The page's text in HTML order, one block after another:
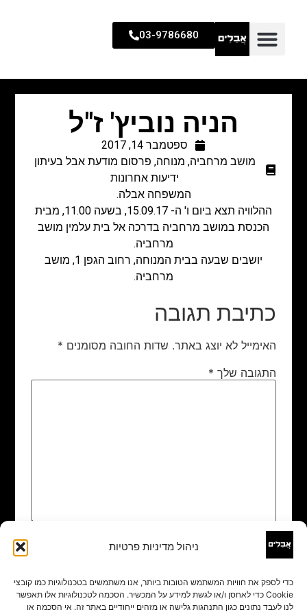
ניהול מדיניות פרטיות
כדי לספק את חוויות המשתמש הטובות ביותר, אנו משתמשים בטכנולוגיות כמו קובצי
Cookie כדי לאחסן ו/או לגשת למידע על המכשיר. הסכמה לטכנולוגיות אלו תאפשר
לנו לעבד נתונים כגון התנהגות גלישה או מזהים ייחודיים באתר זה. אי הסכמה או
03-9786680
הניה נוביץ' ז"ל
ספטמבר 14, 2017
מושב מרחביה, מנוחה, פרסום מודעת אבל בעיתון
ידיעות אחרונות
המשפחה אבלה.
ההלוויה תצא ביום ו' ה- 15.09.17, בשעה 11.00, מבית
הכנסת במושב מרחביה בדרכה אל בית עלמין מושב
מרחביה.
יושבים שבעה בבית המנוחה, רחוב הגפן 1, מושב
מרחביה.
כתיבת תגובה
האימייל לא יוצג באתר. שדות החובה מסומנים *
התגובה שלך *
שם
אימייל*